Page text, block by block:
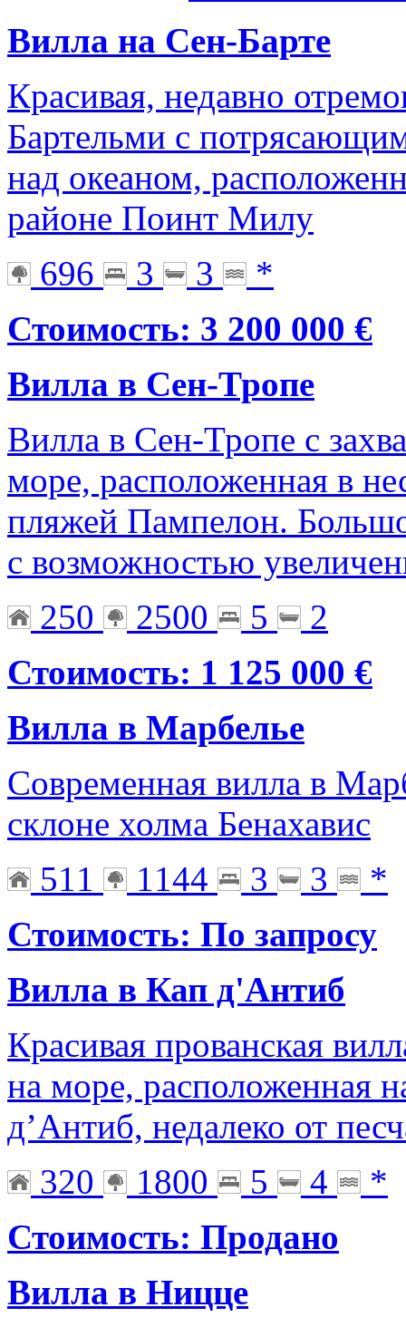
Вилла на Сен-Барте
Красивая, недавно
Бартельми с
над океаном,
районе Поинт Милу
696
3 3
*
Стоимость: 3 200 000 €
Вилла в Сен-Тропе
Вилла в Сен-Тропе с
море, расположенная в
пляжей Пампелон.
с возможностью
250
2500 5
2
Стоимость: 1 125 000 €
Вилла в Марбелье
Современная вилла в
склоне холма Бенахавис
511
1144 3 3
*
Стоимость: По запросу
Вилла в Кап д'Антиб
Красивая прованская
на море, расположенная
д’Антиб, недалеко от
320
1800 5 4
*
Стоимость: Продано
Вилла в Ницце